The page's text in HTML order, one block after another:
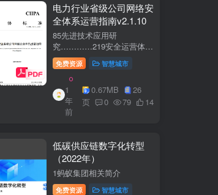
电力行业省级公司网络安
全体系运营指南v2.1.10
85先进技术应用研
究…………219安全运营体
系……2291网络安全运
营..2292业务安全运
营.......249.3网络与业务安全
联动.·26
免费资源 智慧城市
1
年
前
0.67MB
26
页
0 79 14
低碳供应链数字化转型
（2022年）
1蚂蚁集团相关简介
免费资源 智慧城市